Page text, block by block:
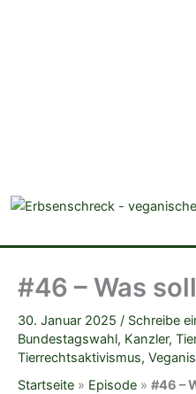
#46 – Was
30. Januar 2025 / Schreibe
Bundestagswahl, Kanzler,
Tierrechtsaktivismus,
Startseite » Episode » #46 –